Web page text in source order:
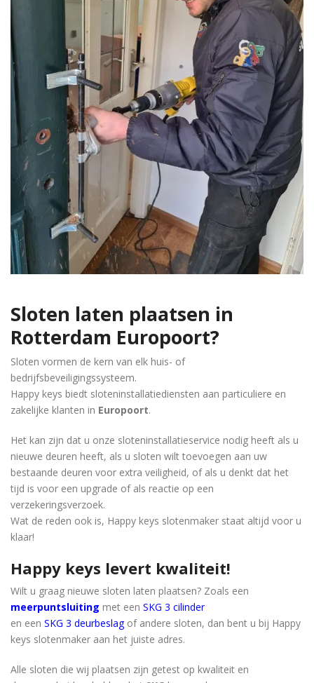
Sloten laten plaatsen in
Rotterdam Europoort?
Sloten vormen de kern van elk huis- of
bedrijfsbeveiligingssysteem.
Happy keys biedt sloteninstallatiediensten aan particuliere en
zakelijke klanten in Europoort.
Het kan zijn dat u onze sloteninstallatieservice nodig heeft als u
nieuwe deuren heeft, als u sloten wilt toevoegen aan uw
bestaande deuren voor extra veiligheid, of als u denkt dat het
tijd is voor een upgrade of als reactie op een
verzekeringsverzoek.
Wat de reden ook is, Happy keys slotenmaker staat ​​altijd voor u
klaar!
Happy keys levert kwaliteit!
Wilt u graag nieuwe sloten laten plaatsen? Zoals een
meerpuntsluiting met een SKG 3 cilinder
en een SKG 3 deurbeslagof andere sloten, dan bent u bij Happy
keys slotenmaker aan het juiste adres.
Alle sloten die wij plaatsen zijn getest op kwaliteit en